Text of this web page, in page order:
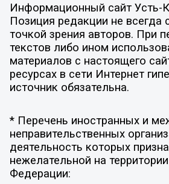
Информационный сайт Усть-
Позиция редакции не всегда
точкой зрения авторов. При
текстов либо ином
материалов с настоящего
ресурсах в сети Интернет
источник обязательна.
* Перечень иностранных и
неправительственных
деятельность которых
нежелательной на
Федерации: